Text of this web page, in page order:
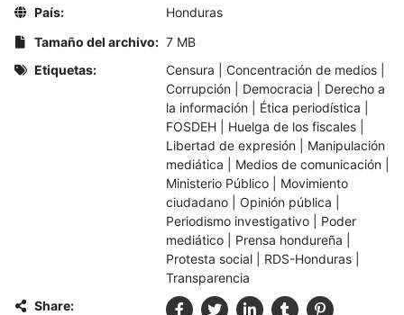
País:
Honduras
Tamaño del archivo: 7 MB
Etiquetas:
Censura Concentración de medios
Corrupción
Democracia
Derecho a
la información
Ética periodística
FOSDEH
Huelga de los fiscales
Libertad de expresión
Manipulación
mediática
Medios de comunicación
Ministerio Público
Movimiento
ciudadano
Opinión pública
Periodismo investigativo
Poder
mediático
Prensa hondureña
Protesta social
RDS-Honduras
Transparencia
Share: